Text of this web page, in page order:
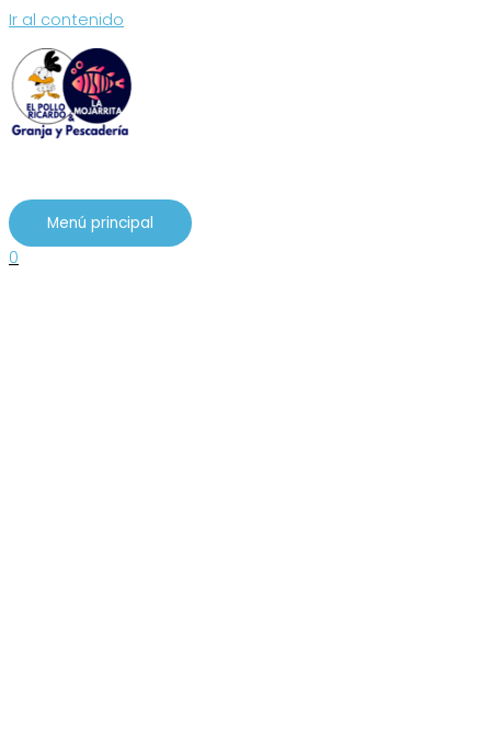
Ir al contenido
Menú principal
0